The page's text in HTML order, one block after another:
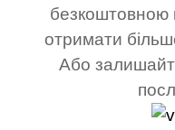
безкоштовною
отримати
Або